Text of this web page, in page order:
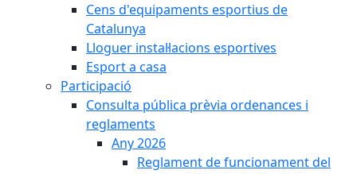
Cens d'equipaments esportius de
Catalunya
Lloguer instal·lacions esportives
Esport a casa
Participació
Consulta pública prèvia ordenances i
reglaments
Any 2026
Reglament de funcionament del